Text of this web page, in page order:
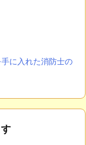
に入れた消防士の